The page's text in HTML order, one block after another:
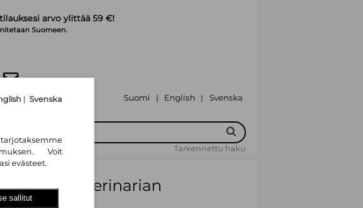
arvo ylittää 59 €!
Suomeen.
Suomi | English | Svenska
Tarkennettu haku
to Be a Veterinarian
Maze
| Svenska
Voit
evästeet.
sallitut